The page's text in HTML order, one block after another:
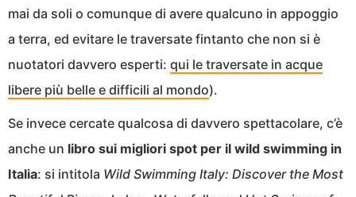
mai da soli o comunque di avere qualcuno in appoggio
a terra, ed evitare le traversate fintanto che non si è
nuotatori davvero esperti: qui le traversate in acque
libere più belle e difficili al mondo).
Se invece cercate qualcosa di davvero spettacolare, c’è
anche un libro sui migliori spot per il wild swimming in
Italia: si intitola Wild Swimming Italy: Discover the Most